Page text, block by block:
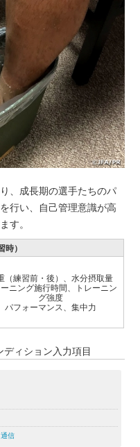
、成長期の選手たちのパ
行い、自己管理意識が高
す。
時）
（練習前・後）、水分摂取量
ーニング施行時間、トレーニン
グ強度
パフォーマンス、集中力
ィション入力項目
信